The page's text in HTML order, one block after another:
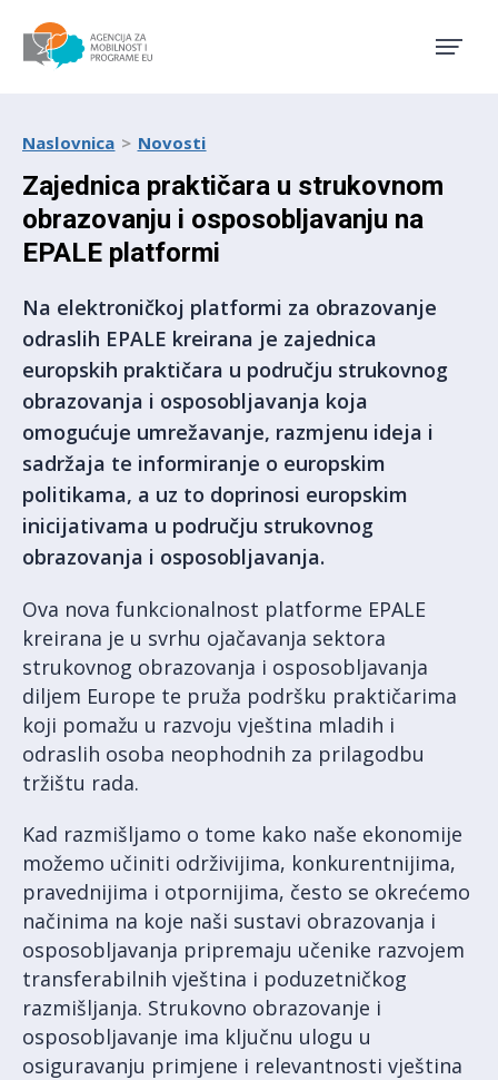
Naslovnica Novosti
Zajednica praktičara u strukovnom
obrazovanju i osposobljavanju na
EPALE platformi
Na elektroničkoj platformi za obrazovanje
odraslih EPALE kreirana je zajednica
europskih praktičara u području strukovnog
obrazovanja i osposobljavanja koja
omogućuje umrežavanje, razmjenu ideja i
sadržaja te informiranje o europskim
politikama, a uz to doprinosi europskim
inicijativama u području strukovnog
obrazovanja i osposobljavanja.
Ova nova funkcionalnost platforme EPALE
kreirana je u svrhu ojačavanja sektora
strukovnog obrazovanja i osposobljavanja
diljem Europe te pruža podršku praktičarima
koji pomažu u razvoju vještina mladih i
odraslih osoba neophodnih za prilagodbu
tržištu rada.
Kad razmišljamo o tome kako naše ekonomije
možemo učiniti održivijima, konkurentnijima,
pravednijima i otpornijima, često se okrećemo
načinima na koje naši sustavi obrazovanja i
osposobljavanja pripremaju učenike razvojem
transferabilnih vještina i poduzetničkog
razmišljanja. Strukovno obrazovanje i
osposobljavanje ima ključnu ulogu u
osiguravanju primjene i relevantnosti vještina